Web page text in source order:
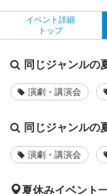
イベント詳細
トップ
同じジャンルの
演劇・講演会
同じジャンルの
演劇・講演会
夏休みイベント